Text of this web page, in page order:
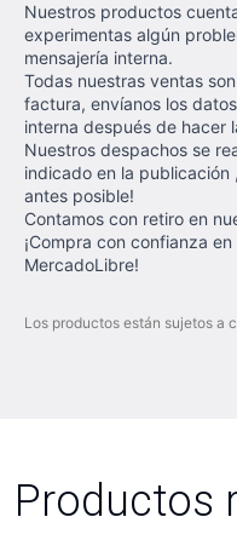
Nuestros productos
experimentas algún
mensajería interna.
Todas nuestras ventas
factura, envíanos los
interna después de hacer
Nuestros despachos se
indicado en la
antes posible!
Contamos con retiro en
¡Compra con confianza
MercadoLibre!
Los productos están sujetos a
Productos